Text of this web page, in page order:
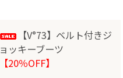
【V°73】ベルト付きジ
ョッキーブーツ
【20％OFF】